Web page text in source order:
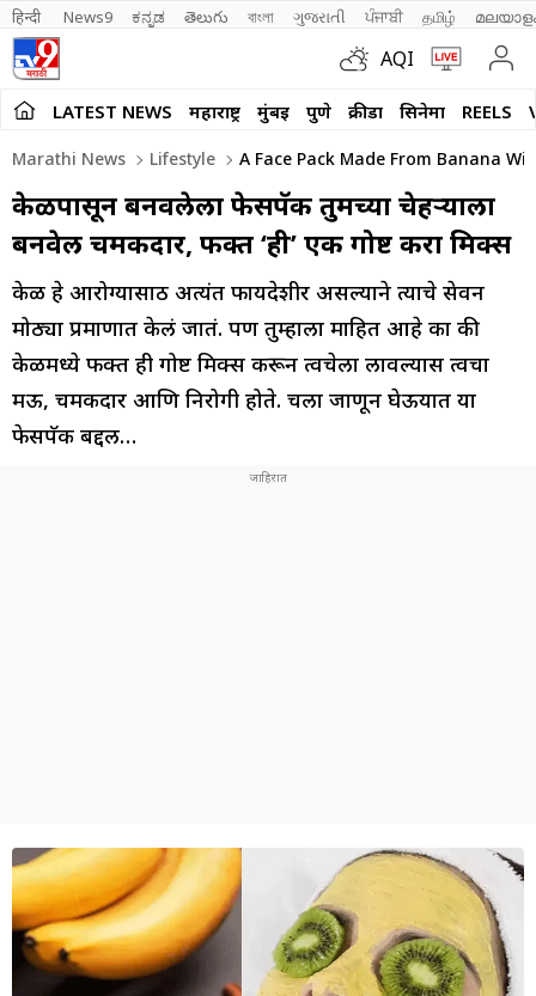
हिन्दी News9 ಕನ್ನಡ తెలుగు বাংলা ગુજરાતી ਪੰਜਾਬੀ தமிழ்
AQI
LATEST NEWS महाराष्ट्र मुंबई पुणे क्रीडा सिनेमा REELS
Marathi News Lifestyle A Face Pack Made From Banana
केळीपासून बनवलेला फेसपॅक तुमच्या चेहऱ्याला
बनवेल चमकदार, फक्त ‘ही’ एक गोष्ट करा मिक्स
केळी हे आरोग्यासाठी अत्यंत फायदेशीर असल्याने त्याचे सेवन
मोठ्या प्रमाणात केलं जातं. पण तुम्हाला माहित आहे का की
केळीमध्ये फक्त ही गोष्ट मिक्स करून त्वचेला लावल्यास त्वचा
मऊ, चमकदार आणि निरोगी होते. चला जाणून घेऊयात या
फेसपॅक बद्दल…